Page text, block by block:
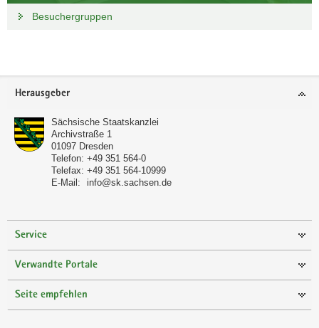
Besuchergruppen
Footer-
Herausgeber
Sächsische Staatskanzlei
Archivstraße 1
01097 Dresden
Telefon: +49 351 564-0
Telefax: +49 351 564-10999
E-Mail:
info@sk.sachsen.de
Service
Verwandte Portale
Seite empfehlen